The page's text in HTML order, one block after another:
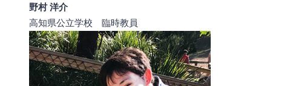
野村 洋介
高知県公立学校 臨時教員